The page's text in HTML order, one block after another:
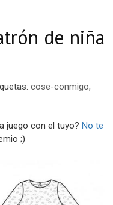
de niña
cose-conmigo,
juego con el tuyo? No te
;)